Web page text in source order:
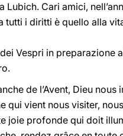
Cari amici,
i diritti è quello alla
Vespri in preparazione
de l’Avent, Dieu nous
qui vient nous visiter,
joie profonde qui doit